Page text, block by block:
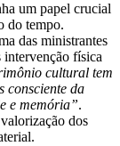
um papel crucial
do tempo.
das ministrantes
intervenção física
cultural tem
consciente da
e memória”.
dos